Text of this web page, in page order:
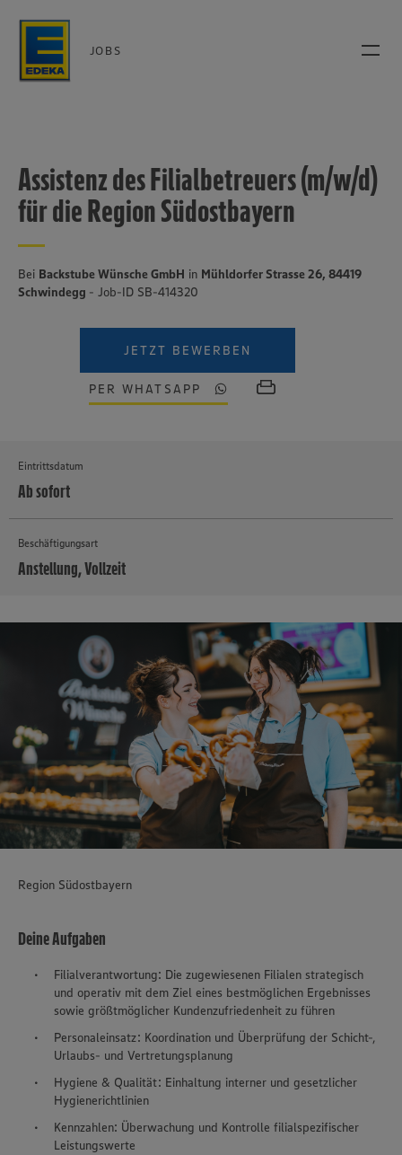
JOBS
Assistenz des Filialbetreuers (m/w/d)
für die Region Südostbayern
Bei Backstube Wünsche GmbH in Mühldorfer Strasse 26, 84419
Schwindegg - Job-ID SB-414320
JETZT BEWERBEN
PER WHATSAPP
Eintrittsdatum
Ab sofort
Beschäftigungsart
Anstellung, Vollzeit
Region Südostbayern
Deine Aufgaben
Filialverantwortung: Die zugewiesenen Filialen strategisch
und operativ mit dem Ziel eines bestmöglichen Ergebnisses
sowie größtmöglicher Kundenzufriedenheit zu führen
Personaleinsatz: Koordination und Überprüfung der Schicht-,
Urlaubs- und Vertretungsplanung
Hygiene & Qualität: Einhaltung interner und gesetzlicher
Hygienerichtlinien
Kennzahlen: Überwachung und Kontrolle filialspezifischer
Leistungswerte